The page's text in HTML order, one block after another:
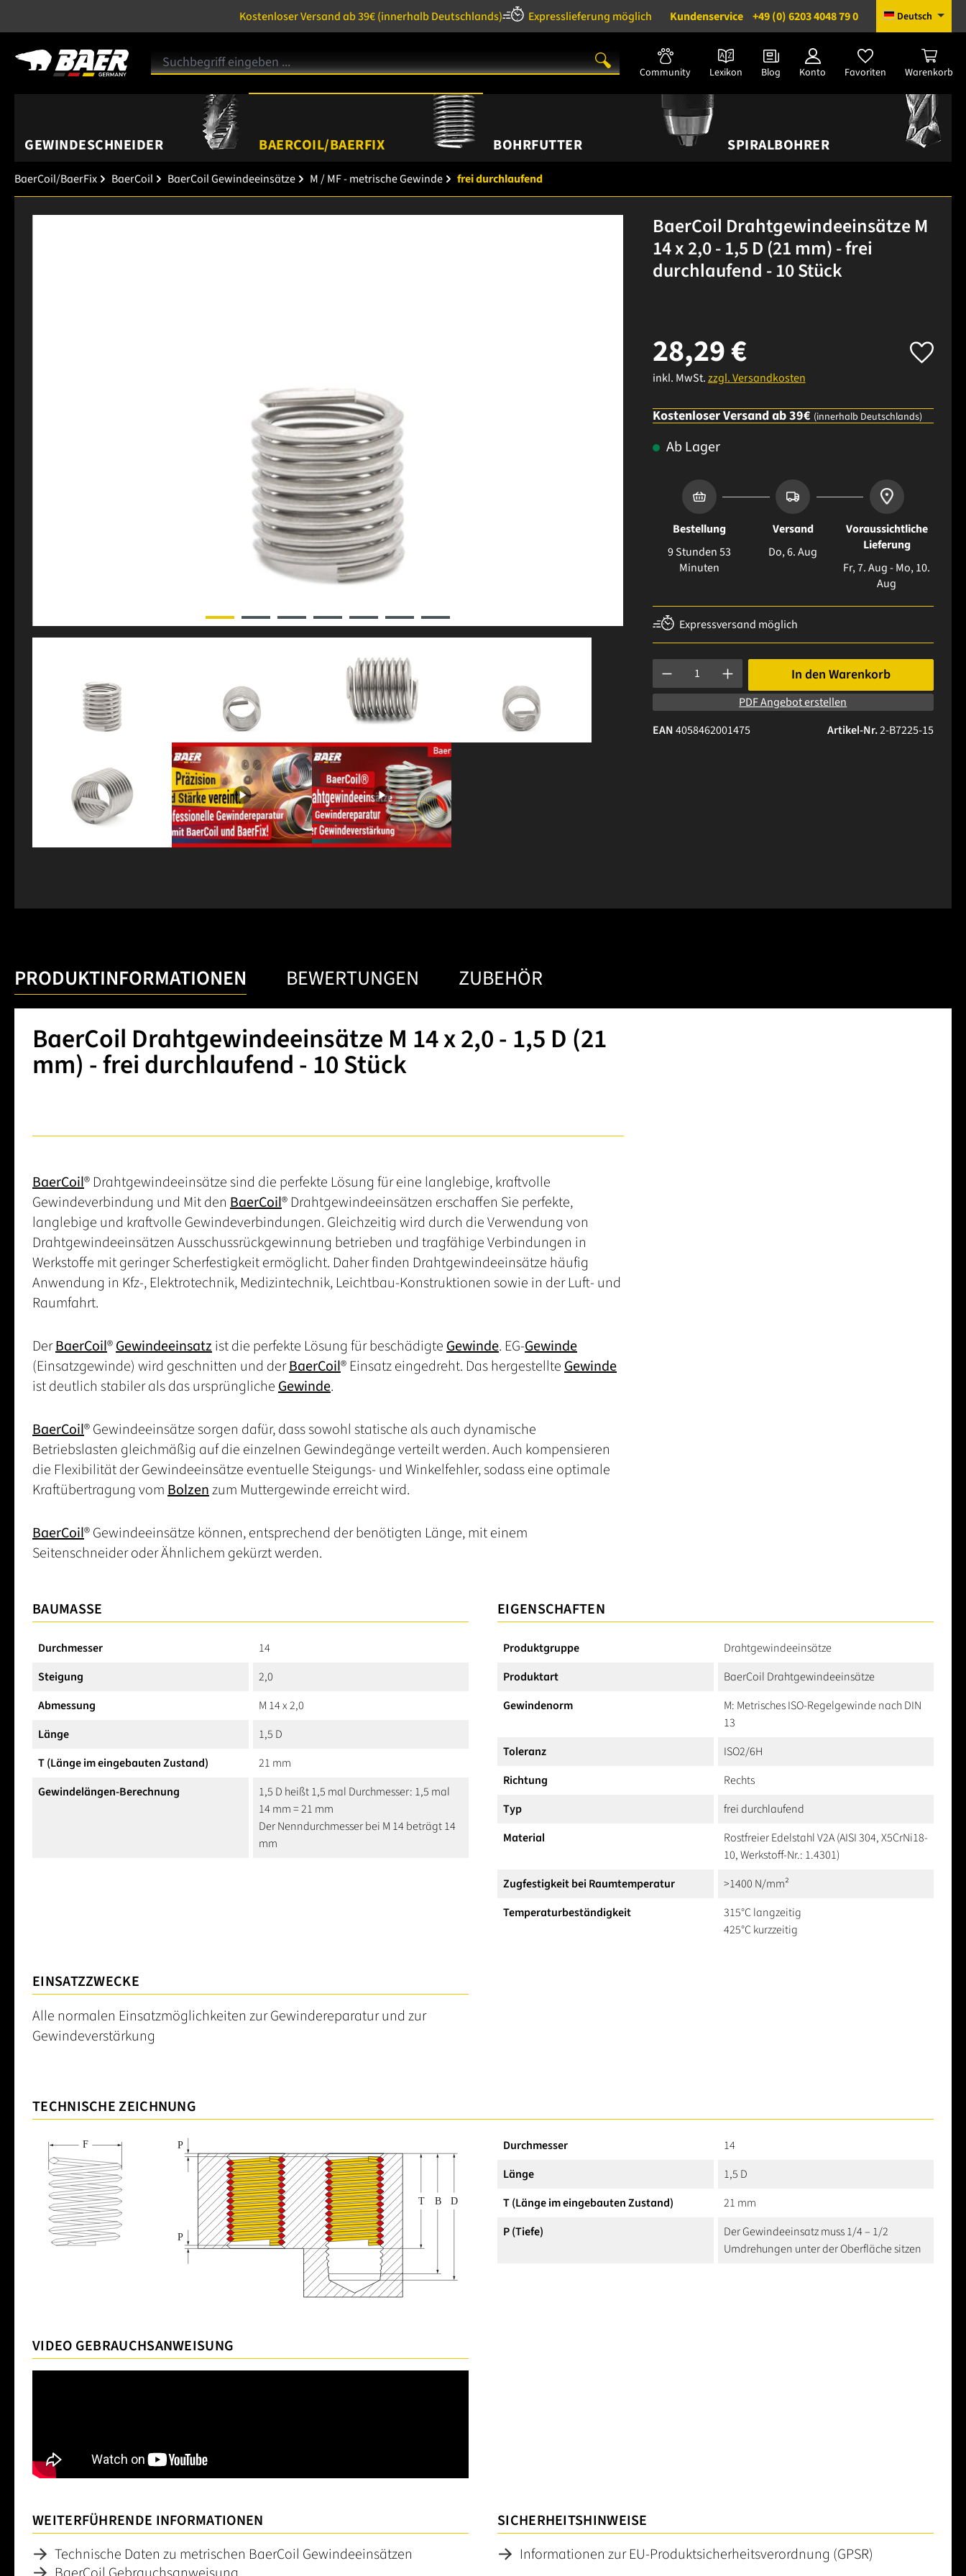
Kostenloser Versand ab 39€(innerhalb Deutschlands) Expresslieferung möglich Kundenservice +49 (0) 6203 4048 79 0 Deutsch
Community Lexikon Blog Konto Favoriten Warenkorb
GEWINDESCHNEIDER BAERCOIL/BAERFIX BOHRFUTTER SPIRALBOHRER
BaerCoil/BaerFix BaerCoil BaerCoil Gewindeeinsätze M / MF - metrische Gewinde frei durchlaufend
BaerCoil Drahtgewindeeinsätze M
14 x 2,0 - 1,5 D (21 mm) - frei
durchlaufend - 10 Stück
28,29 €
inkl. MwSt.zzgl. Versandkosten
Kostenloser Versand ab 39€ (innerhalb Deutschlands)
Ab Lager
Bestellung
9 Stunden 53
Minuten
Versand
Do, 6. Aug
Voraussichtliche
Lieferung
Fr, 7. Aug - Mo, 10.
Aug
Expressversand möglich
Produkt Anzahl: Gib den gewünschten Wert ein oder benutze
In den Warenkorb
PDF Angebot erstellen
Artikel-Nr.2-B7225-15
EAN4058462001475
PRODUKTINFORMATIONEN BEWERTUNGEN ZUBEHÖR
BaerCoil Drahtgewindeeinsätze M 14 x 2,0 - 1,5 D (21
mm) - frei durchlaufend - 10 Stück
BaerCoil® Drahtgewindeeinsätze sind die perfekte Lösung für eine langlebige, kraftvolle
Gewindeverbindung und Mit den BaerCoil® Drahtgewindeeinsätzen erschaffen Sie perfekte,
langlebige und kraftvolle Gewindeverbindungen. Gleichzeitig wird durch die Verwendung von
Drahtgewindeeinsätzen Ausschussrückgewinnung betrieben und tragfähige Verbindungen in
Werkstoffe mit geringer Scherfestigkeit ermöglicht. Daher finden Drahtgewindeeinsätze häufig
Anwendung in Kfz-, Elektrotechnik, Medizintechnik, Leichtbau-Konstruktionen sowie in der Luft- und
Raumfahrt.
DerBaerCoil®Gewindeeinsatzist die perfekte Lösung für beschädigteGewinde. EG-Gewinde
(Einsatzgewinde) wird geschnitten und derBaerCoil® Einsatz eingedreht. Das hergestellteGewinde
ist deutlich stabiler als das ursprünglicheGewinde.
BaerCoil® Gewindeeinsätze sorgen dafür, dass sowohl statische als auch dynamische
Betriebslasten gleichmäßig auf die einzelnen Gewindegänge verteilt werden. Auch kompensieren
die Flexibilität der Gewindeeinsätze eventuelle Steigungs- und Winkelfehler, sodass eine optimale
Kraftübertragung vomBolzenzum Muttergewinde erreicht wird.
BaerCoil® Gewindeeinsätze können, entsprechend der benötigten Länge, mit einem
Seitenschneider oder Ähnlichem gekürzt werden.
BAUMASSE
Durchmesser
14
Steigung
2,0
Abmessung
M 14 x 2,0
Länge
1,5 D
T (Länge im eingebauten Zustand)
21 mm
Gewindelängen-Berechnung
1,5 D heißt 1,5 mal Durchmesser: 1,5 mal
14 mm = 21 mm
Der Nenndurchmesser bei M 14 beträgt 14
mm
EIGENSCHAFTEN
Produktgruppe
Drahtgewindeeinsätze
Produktart
BaerCoil Drahtgewindeeinsätze
Gewindenorm
M: Metrisches ISO-Regelgewinde nach DIN
13
Toleranz
ISO2/6H
Richtung
Rechts
Typ
frei durchlaufend
Material
Rostfreier Edelstahl V2A (AISI 304, X5CrNi18-
10, Werkstoff-Nr.: 1.4301)
Zugfestigkeit bei Raumtemperatur
>1400 N/mm²
Temperaturbeständigkeit
315°C langzeitig
425°C kurzzeitig
EINSATZZWECKE
Alle normalen Einsatzmöglichkeiten zur Gewindereparatur und zur
Gewindeverstärkung
TECHNISCHE ZEICHNUNG
Durchmesser
14
Länge
1,5 D
T (Länge im eingebauten Zustand)
21 mm
P (Tiefe)
Der Gewindeeinsatz muss 1/4 – 1/2
Umdrehungen unter der Oberfläche sitzen
VIDEO GEBRAUCHSANWEISUNG
WEITERFÜHRENDE INFORMATIONEN
Technische Daten zu metrischen BaerCoil Gewindeeinsätzen
SICHERHEITSHINWEISE
Informationen zur EU-Produktsicherheitsverordnung (GPSR)